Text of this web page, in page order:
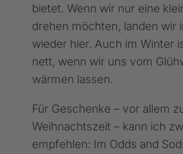
bietet. Wenn wir nur eine
drehen möchten, landen wir
wieder hier. Auch im Winter
nett, wenn wir uns vom
wärmen lassen.
Für Geschenke – vor allem
Weihnachtszeit – kann ich
empfehlen: Im Odds and